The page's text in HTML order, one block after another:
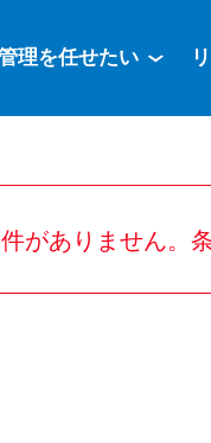
理を任せたい
がありません。